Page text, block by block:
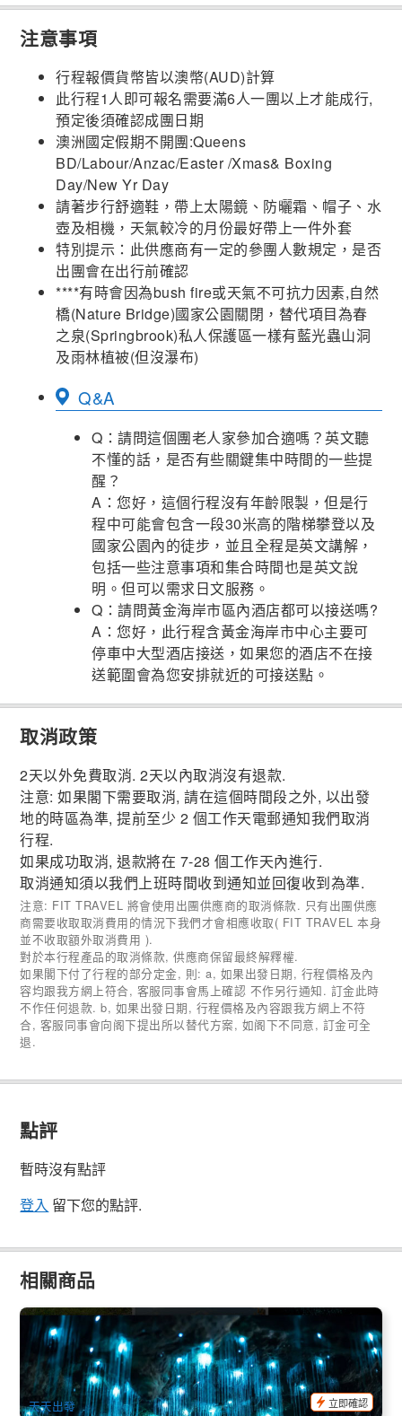
注意事項
行程報價貨幣皆以澳幣(AUD)計算
此行程1人即可報名需要滿6人一團以上才能成行,
預定後須確認成團日期
澳洲國定假期不開團:Queens
BD/Labour/Anzac/Easter /Xmas& Boxing
Day/New Yr Day
請著步行舒適鞋，帶上太陽鏡、防曬霜、帽子、水
壺及相機，天氣較冷的月份最好帶上一件外套
特別提示：此供應商有一定的參團人數規定，是否
出團會在出行前確認
****有時會因為bush fire或天氣不可抗力因素,自然
橋(Nature Bridge)國家公園關閉，替代項目為春
之泉(Springbrook)私人保護區一樣有藍光蟲山洞
及雨林植被(但沒瀑布)
Q&A
Q：請問這個團老人家參加合適嗎？英文聽
不懂的話，是否有些關鍵集中時間的一些提
醒？
A：您好，這個行程沒有年齡限製，但是行
程中可能會包含一段30米高的階梯攀登以及
國家公園內的徒步，並且全程是英文講解，
包括一些注意事項和集合時間也是英文說
明。但可以需求日文服務。
Q：請問黃金海岸市區內酒店都可以接送嗎?
A：您好，此行程含黃金海岸市中心主要可
停車中大型酒店接送，如果您的酒店不在接
送範圍會為您安排就近的可接送點。
取消政策
2天以外免費取消. 2天以內取消沒有退款.
注意: 如果閣下需要取消, 請在這個時間段之外, 以出發
地的時區為準, 提前至少 2 個工作天電郵通知我們取消
行程.
如果成功取消, 退款將在 7-28 個工作天內進行.
取消通知須以我們上班時間收到通知並回復收到為準.
注意: FIT TRAVEL 將會使用出團供應商的取消條款. 只有出團供應
商需要收取取消費用的情況下我們才會相應收取( FIT TRAVEL 本身
並不收取額外取消費用 ).
對於本行程產品的取消條款, 供應商保留最終解釋權.
如果閣下付了行程的部分定金, 則: a, 如果出發日期, 行程價格及內
容均跟我方網上符合, 客服同事會馬上確認 不作另行通知. 訂金此時
不作任何退款. b, 如果出發日期, 行程價格及內容跟我方網上不符
合, 客服同事會向阁下提出所以替代方案, 如阁下不同意, 訂金可全
退.
點評
暫時沒有點評
登入 留下您的點評.
相關商品
藍光蟲洞一日遊+天寶林山隨上隨下 (布里斯本出發)
618 已預訂
AUD $136.00 $145.00
BNE01081
天天出發
立即確認